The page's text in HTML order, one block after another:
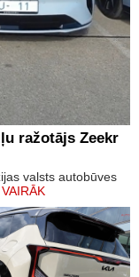
ražotājs Zeekr
valsts autobūves